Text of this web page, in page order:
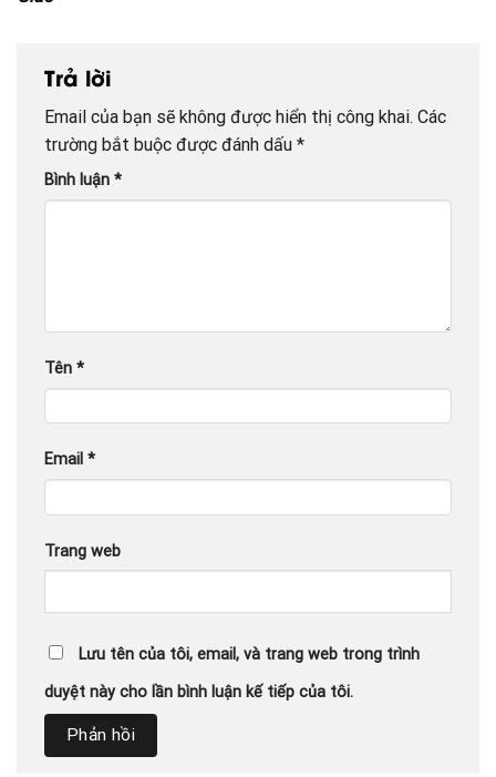
Trả lời
Email của bạn sẽ không được hiển thị công khai. Các
trường bắt buộc được đánh dấu *
Bình luận *
Tên *
Email *
Trang web
Lưu tên của tôi, email, và trang web trong trình
duyệt này cho lần bình luận kế tiếp của tôi.